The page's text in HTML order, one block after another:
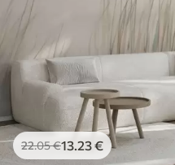
22.05€13 .23€